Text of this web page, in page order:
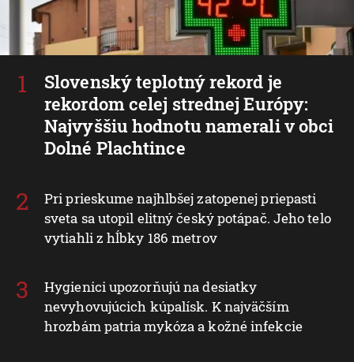
Slovenský teplotný rekord je
rekordom celej strednej Európy:
Najvyššiu hodnotu namerali v obci
Dolné Plachtince
Pri prieskume najhlbšej zatopenej priepasti
sveta sa utopil elitný český potápač. Jeho telo
vytiahli z hĺbky 186 metrov
Hygienici upozorňujú na desiatky
nevyhovujúcich kúpalísk. K najväčším
hrozbám patria mykóza a kožné infekcie